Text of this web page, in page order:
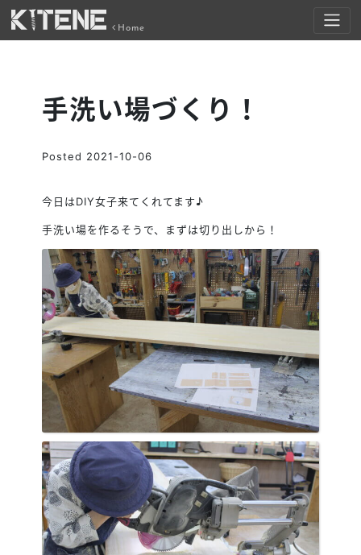
Home
手洗い場づくり！
Posted 2021-10-06
今日はDIY女子来てくれてます♪
手洗い場を作るそうで、まずは切り出しから！